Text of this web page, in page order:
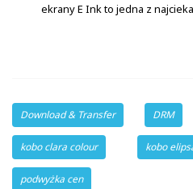
ekrany E Ink to jedna z
Download & Transfer DRM
kobo clara colour kobo
podwyżka cen